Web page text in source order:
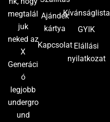
megtalál
juk
neked az
X
Generáci
ó
legjobb
undergro
und
Ajándék
kártya
Kapcsolat
Kívánságlista
GYIK
Elállási
nyilatkozat